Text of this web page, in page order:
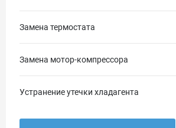
Замена термостата
Замена мотор-компрессора
Устранение утечки хладагента